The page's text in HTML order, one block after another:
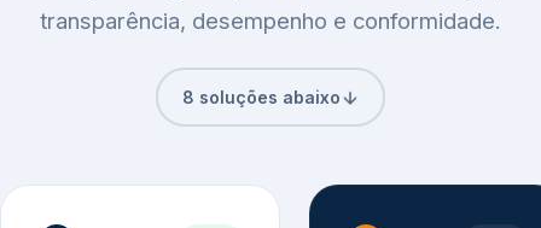
transparência, desempenho e conformidade.
8 soluções abaixo